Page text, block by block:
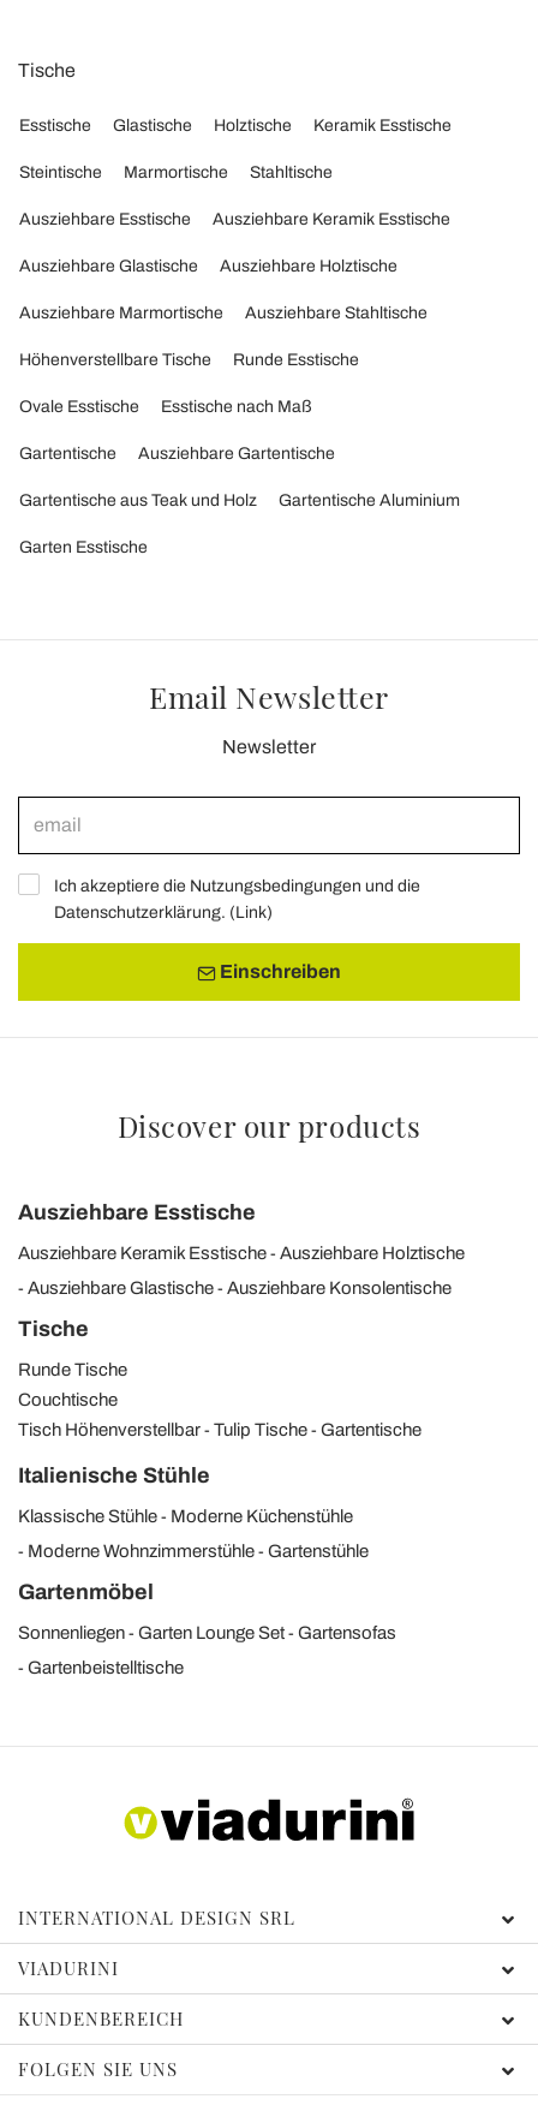
Tische
Esstische Glastische Holztische Keramik Esstische
Steintische Marmortische Stahltische
Ausziehbare Esstische Ausziehbare Keramik Esstische
Ausziehbare Glastische Ausziehbare Holztische
Ausziehbare Marmortische Ausziehbare Stahltische
Höhenverstellbare Tische Runde Esstische
Ovale Esstische Esstische nach Maß
Gartentische Ausziehbare Gartentische
Gartentische aus Teak und Holz Gartentische Aluminium
Garten Esstische
Email Newsletter
Newsletter
Ich akzeptiere die Nutzungsbedingungen und die
Datenschutzerklärung. (Link)
Einschreiben
Discover our products
Ausziehbare Esstische
Ausziehbare Keramik Esstische
Ausziehbare Holztische
Ausziehbare Glastische
Ausziehbare Konsolentische
Tische
Runde Tische
Couchtische
Tisch Höhenverstellbar
Tulip Tische Gartentische
Italienische Stühle
Klassische Stühle
Moderne Küchenstühle
Moderne Wohnzimmerstühle
Gartenstühle
Gartenmöbel
Sonnenliegen Garten Lounge Set
Gartensofas
Gartenbeistelltische
INTERNATIONAL DESIGN SRL
VIADURINI
KUNDENBEREICH
FOLGEN SIE UNS